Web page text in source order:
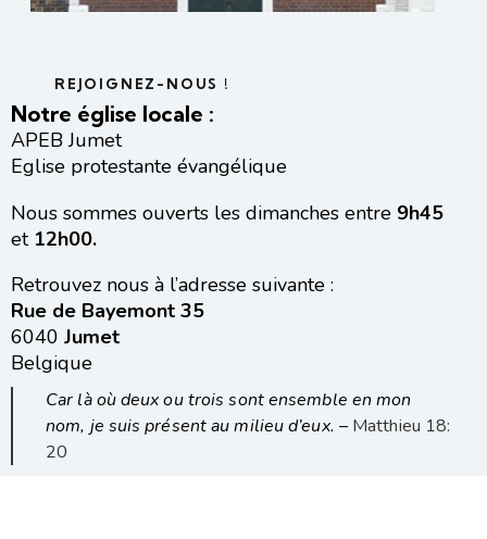
REJOIGNEZ-NOUS !
Notre église locale :
APEB Jumet
Eglise protestante évangélique
Nous sommes ouverts les dimanches entre 9h45
et 12h00.
Retrouvez nous à l’adresse suivante :
Rue de Bayemont 35
6040 Jumet
Belgique
Car là où deux ou trois sont ensemble en mon
nom, je suis présent au milieu d’eux. –Matthieu 18:
20